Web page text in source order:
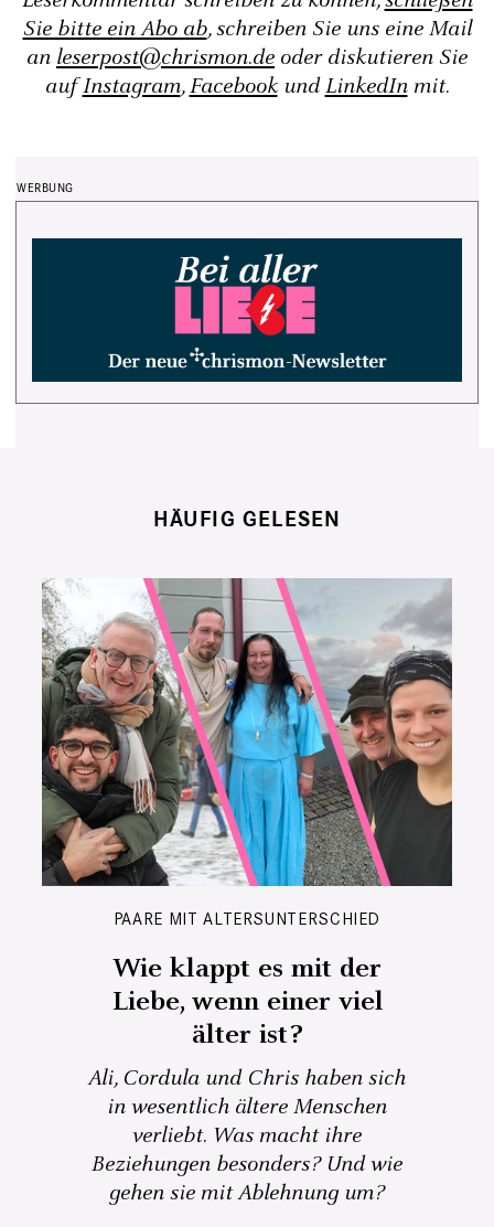
Sie bitte ein Abo ab, schreiben Sie uns eine Mail
an leserpost@chrismon.de oder diskutieren Sie
aufInstagram,FacebookundLinkedInmit.
HÄUFIG GELESEN
PAARE MIT ALTERSUNTERSCHIED
Wie klappt es mit der
Liebe, wenn einer viel
älter ist?
Ali, Cordula und Chris haben sich
in wesentlich ältere Menschen
verliebt. Was macht ihre
Beziehungen besonders? Und wie
gehen sie mit Ablehnung um?